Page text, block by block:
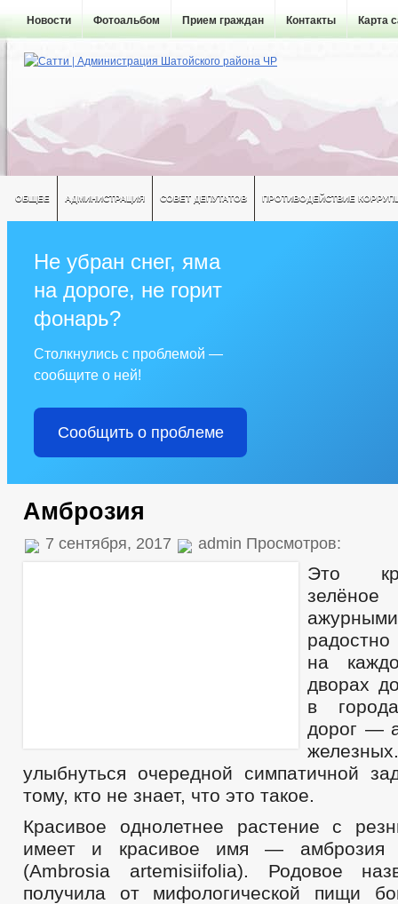
Новости Фотоальбом Прием граждан Контакты Карта
ОБЩЕЕ АДМИНИСТРАЦИЯ СОВЕТ ДЕПУТАТОВ ПРОТИВОДЕЙСТВИЕ
Не убран снег, яма
на дороге, не горит
фонарь?
Столкнулись с проблемой —
сообщите о ней!
Сообщить о проблеме
Амброзия
7 сентября, 2017 admin Просмотров:
Это
на
дворах
в
дорог —
улыбнуться очередной симпатичной
тому, кто не знает, что это такое.
Красивое однолетнее растение с
имеет и красивое имя — амброзия
(Ambrosia artemisiifolia). Родовое
получила от мифологической пищи